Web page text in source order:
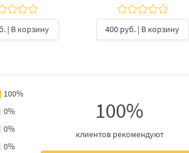
| В корзину 400 руб. | В корзину
100%
0%
0%
0%
100%
клиентов рекомендуют